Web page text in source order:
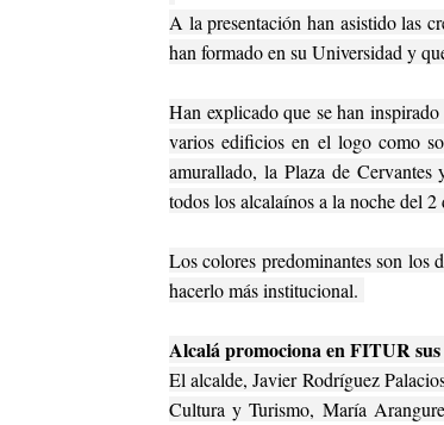
A la presentación han asistido las
han formado en su Universidad y
Han explicado que se han
varios edificios en el logo como
amurallado, la Plaza de
todos los alcalaínos a la noche del
Los colores predominantes son los
hacerlo más institucional.
Alcalá promociona en FITUR
El alcalde, Javier Rodríguez
Cultura y Turismo, María